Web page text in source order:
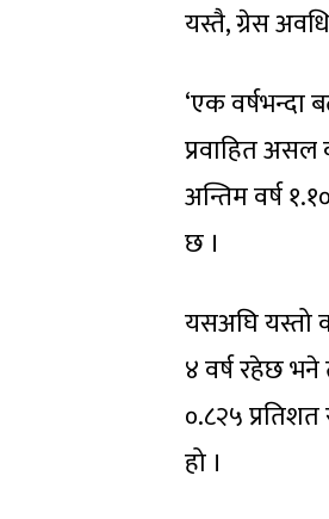
यस्तै, ग्रेस
‘एक वर्षभन्दा
प्रवाहित असल
अन्तिम वर्ष
छ ।
यसअघि यस्तो
४ वर्ष रहेछ भने
०.८२५
हो ।